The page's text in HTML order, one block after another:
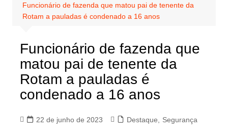
Funcionário de fazenda que matou pai de tenente da
Rotam a pauladas é condenado a 16 anos
Funcionário de fazenda que
matou pai de tenente da
Rotam a pauladas é
condenado a 16 anos
22 de junho de 2023 Destaque Segurança